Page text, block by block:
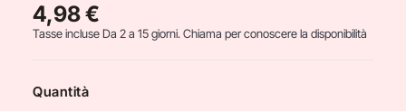
4,98 €
Tasse incluseDa 2 a 15 giorni. Chiama per conoscere la disponibilità
Quantità